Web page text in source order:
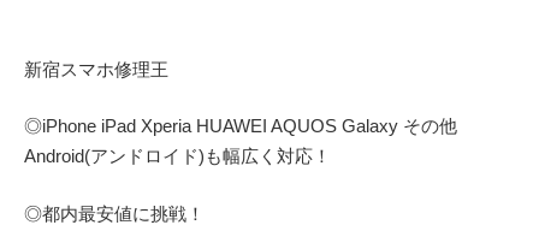
新宿スマホ修理王
◎iPhone iPad Xperia HUAWEI AQUOS Galaxy その他
Android(アンドロイド) も幅広く対応！
◎都内最安値に挑戦！